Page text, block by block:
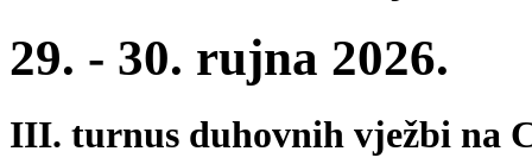
29. - 30. rujna 2026.
III. turnus duhovnih vježbi na